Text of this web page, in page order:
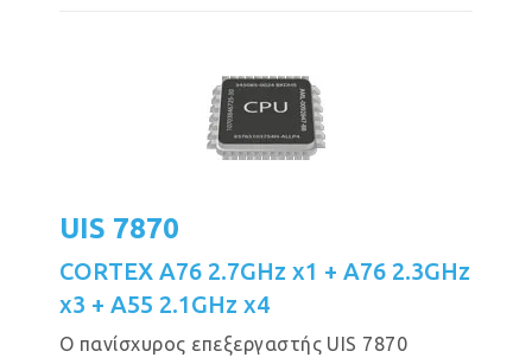
UIS 7870
CORTEX A76 2.7GHz x1 + A76 2.3GHz
x3 + A55 2.1GHz x4
Ο πανίσχυρος επεξεργαστής UIS 7870